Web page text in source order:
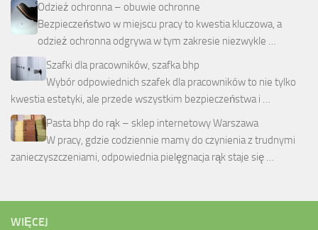
Odzież ochronna – obuwie ochronne
Bezpieczeństwo w miejscu pracy to kwestia kluczowa, a
odzież ochronna odgrywa w tym zakresie niezwykle …
Szafki dla pracowników, szafka bhp
Wybór odpowiednich szafek dla pracowników to nie tylko
kwestia estetyki, ale przede wszystkim bezpieczeństwa i …
Pasta bhp do rąk – sklep internetowy Warszawa
W pracy, gdzie codziennie mamy do czynienia z trudnymi
zanieczyszczeniami, odpowiednia pielęgnacja rąk staje się …
WIĘCEJ